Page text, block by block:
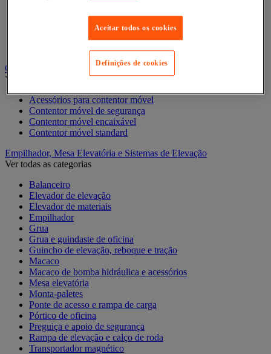
Carros com espaldar fixo e taipal
Carros de preparação de encomendas
Contentor móvel gradeado
Ver todas as categorias
Acessórios para contentor móvel
Contentor móvel de segurança
Contentor móvel encaixável
Contentor móvel standard
Empilhador, Mesa Elevatória e Sistemas de Elevação
Ver todas as categorias
Balanceiro
Elevador de elevação
Elevador de materiais
Empilhador
Grua
Grua e guindaste de oficina
Guincho de elevação, reboque e tração
Macaco
Macaco de bomba hidráulica e acessórios
Mesa elevatória
Monta-paletes
Ponte de acesso e rampa de carga
Pórtico de oficina
Preguiça e apoio de segurança
Rampa de elevação e calço de roda
Transportador magnético
Aceitar todos os cookies
Definições de cookies